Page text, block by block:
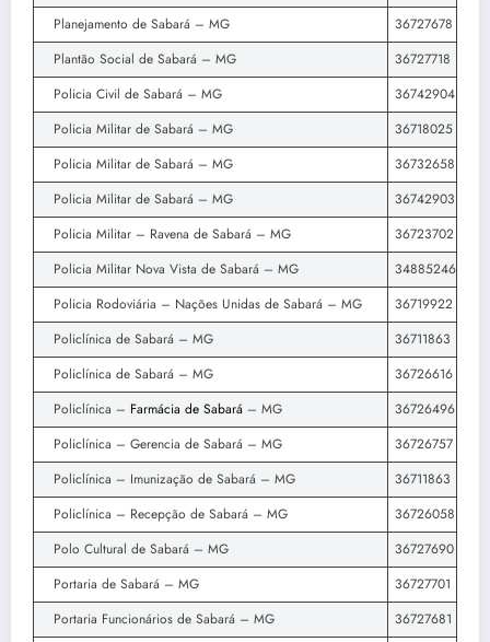
Planejamento de Sabará – MG
36727678
Plantão Social de Sabará – MG
36727718
Policia Civil de Sabará – MG
36742904
Policia Militar de Sabará – MG
36718025
Policia Militar de Sabará – MG
36732658
Policia Militar de Sabará – MG
36742903
Policia Militar – Ravena de Sabará – MG
36723702
Policia Militar Nova Vista de Sabará – MG
34885246
Policia Rodoviária – Nações Unidas de Sabará – MG
36719922
Policlínica de Sabará – MG
36711863
Policlínica de Sabará – MG
36726616
Policlínica – Farmácia de Sabará – MG
36726496
Policlínica – Gerencia de Sabará – MG
36726757
Policlínica – Imunização de Sabará – MG
36711863
Policlínica – Recepção de Sabará – MG
36726058
Polo Cultural de Sabará – MG
36727690
Portaria de Sabará – MG
36727701
Portaria Funcionários de Sabará – MG
36727681